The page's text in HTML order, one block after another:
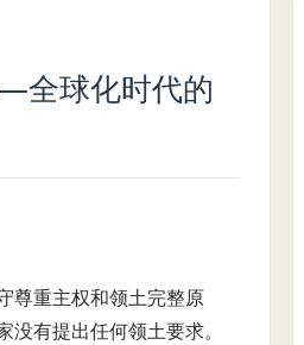
全球化时代的
尊重主权和领土完整原
有提出任何领土要求。